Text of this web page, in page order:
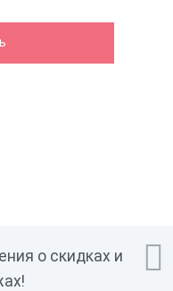

о скидках и